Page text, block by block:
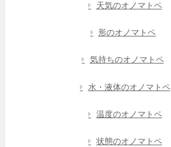
天気のオノマトペ
形のオノマトペ
気持ちのオノマトペ
水・液体のオノマトペ
温度のオノマトペ
状態のオノマトペ